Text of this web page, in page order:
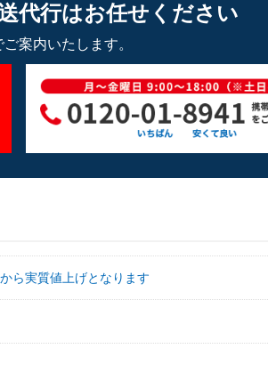
代行はお任せください
案内いたします。
ら実質値上げとなります